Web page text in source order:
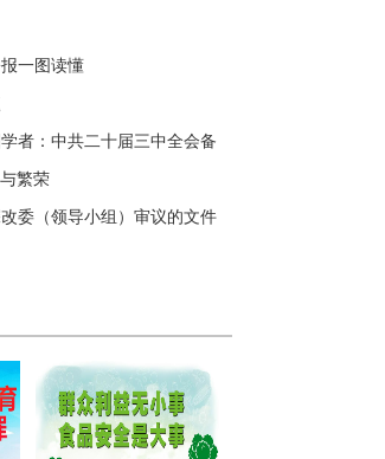
一图读懂
者：中共二十届三中全会备
繁荣
委（领导小组）审议的文件